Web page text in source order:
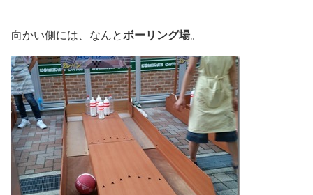
向かい側には、なんとボーリング場。